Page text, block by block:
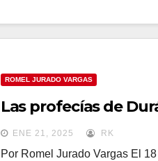
ROMEL JURADO VARGAS
Las profecías de
ENE 21, 2025 RK
Por Romel Jurado Vargas El